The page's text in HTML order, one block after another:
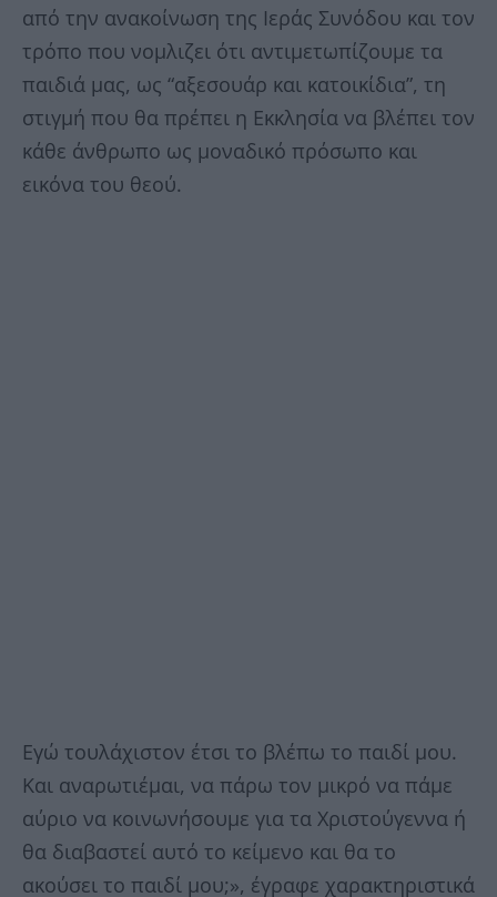
από την ανακοίνωση της Ιεράς Συνόδου και τον
τρόπο που νομλιζει ότι αντιμετωπίζουμε τα
παιδιά μας, ως “αξεσουάρ και κατοικίδια”, τη
στιγμή που θα πρέπει η Εκκλησία να βλέπει τον
κάθε άνθρωπο ως μοναδικό πρόσωπο και
εικόνα του θεού.
Εγώ τουλάχιστον έτσι το βλέπω το παιδί μου.
Και αναρωτιέμαι, να πάρω τον μικρό να πάμε
αύριο να κοινωνήσουμε για τα Χριστούγεννα ή
θα διαβαστεί αυτό το κείμενο και θα το
ακούσει το παιδί μου;», έγραφε χαρακτηριστικά